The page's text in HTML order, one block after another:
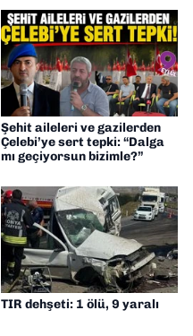
Şehit aileleri ve gazilerden
Çelebi’ye sert tepki: “Dalga
mı geçiyorsun bizimle?”
TIR dehşeti: 1 ölü, 9 yaralı